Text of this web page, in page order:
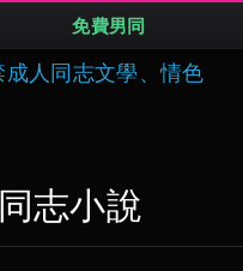
免費男同
人同志文學、情色
志小說